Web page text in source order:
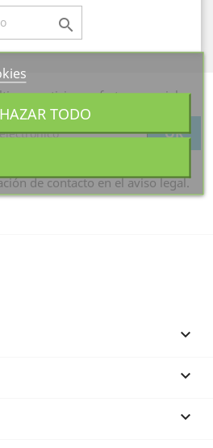

noticias y ofertas especiales
momento. Para ello,
de contacto en el aviso legal.



TODO